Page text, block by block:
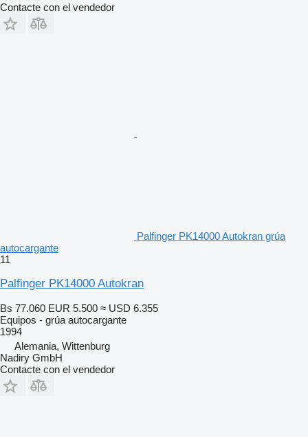
Contacte con el vendedor
Palfinger PK14000 Autokran grúa
autocargante
11
Palfinger PK14000 Autokran
Bs 77.060 EUR 5.500 ≈ USD 6.355
Equipos - grúa autocargante
1994
Alemania, Wittenburg
Nadiry GmbH
Contacte con el vendedor